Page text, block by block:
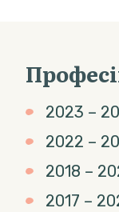
2023 –
2022 –
2018 –
2017 –